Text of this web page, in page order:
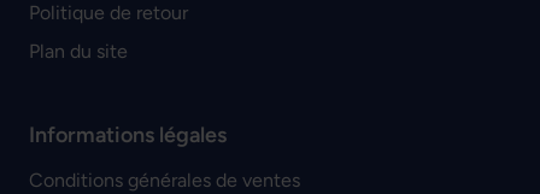
Politique de retour
Plan du site
Informations légales
Conditions générales de ventes